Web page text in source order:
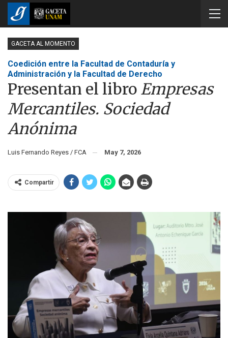
GACETA AL MOMENTO
Coedición entre la Facultad de Contaduría y
Administración y la Facultad de Derecho
Presentan el libro Empresas
Mercantiles. Sociedad
Anónima
Luis Fernando Reyes / FCA May 7, 2026
Compartir